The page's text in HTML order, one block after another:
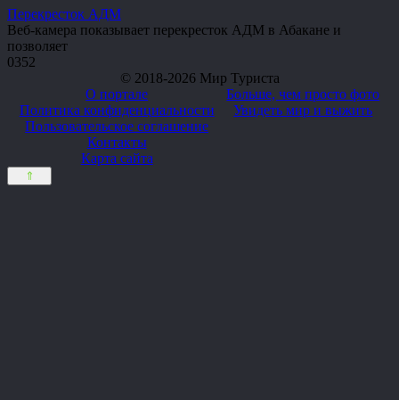
Перекресток АДМ
Веб-камера показывает перекресток АДМ в Абакане и
позволяет
0352
© 2018-2026 Мир Туриста
О портале
Политика конфиденциальности
Пользовательское соглашение
Контакты
Карта сайта
Больше, чем просто фото
Увидеть мир и выжить